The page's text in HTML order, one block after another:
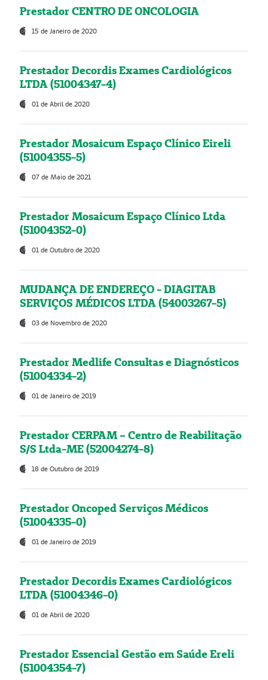
Prestador CENTRO DE ONCOLOGIA
15 de Janeiro de 2020
Prestador Decordis Exames Cardiológicos
LTDA (51004347-4)
01 de Abril de 2020
Prestador Mosaicum Espaço Clínico Eireli
(51004355-5)
07 de Maio de 2021
Prestador Mosaicum Espaço Clínico Ltda
(51004352-0)
01 de Outubro de 2020
MUDANÇA DE ENDEREÇO - DIAGITAB
SERVIÇOS MÉDICOS LTDA (54003267-5)
03 de Novembro de 2020
Prestador Medlife Consultas e Diagnósticos
(51004334-2)
01 de Janeiro de 2019
Prestador CERPAM – Centro de Reabilitação
S/S Ltda-ME (52004274-8)
18 de Outubro de 2019
Prestador Oncoped Serviços Médicos
(51004335-0)
01 de Janeiro de 2019
Prestador Decordis Exames Cardiológicos
LTDA (51004346-0)
01 de Abril de 2020
Prestador Essencial Gestão em Saúde Ereli
(51004354-7)